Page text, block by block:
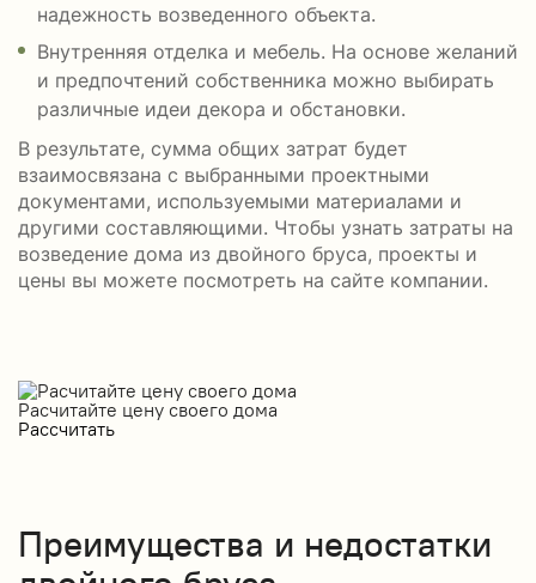
надежность возведенного объекта.
Внутренняя отделка и мебель. На основе желаний
и предпочтений собственника можно выбирать
различные идеи декора и обстановки.
В результате, сумма общих затрат будет
взаимосвязана с выбранными проектными
документами, используемыми материалами и
другими составляющими. Чтобы узнать затраты на
возведение дома из двойного бруса, проекты и
цены вы можете посмотреть на сайте компании.
Расчитайте цену своего дома
Рассчитать
Преимущества и недостатки